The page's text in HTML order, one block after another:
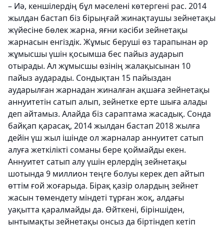
– Иә, кеншілердің бұл мәселені көтергені рас. 2014
жылдан бастап біз бірыңғай жинақтаушы зейнетақы
жүйесіне бөлек жарна, яғни кәсіби зейнетақы
жарнасын енгіздік. Жұмыс беруші өз тарапынан әр
жұмысшы үшін қосымша бес пайыз аударып
отырады. Ал жұмысшы өзінің жалақысынан 10
пайыз аударады. Сондықтан 15 пайыздан
аударылған жарнадан жиналған ақшаға зейнетақы
аннуитетін сатып алып, зейнетке ерте шыға алады
деп айтамыз. Алайда біз сараптама жасадық. Сонда
байқап қарасақ, 2014 жылдан бастап 2018 жылға
дейін үш жыл ішінде ол жарналар аннуитет сатып
алуға жеткілікті соманы бере қоймайды екен.
Аннуитет сатып алу үшін ерлердің зейнетақы
шотында 9 миллион теңге болуы керек деп айтып
өттім ғой жоғарыда. Бірақ қазір олардың зейнет
жасын төмендету міндеті тұрған жоқ, алдағы
уақытта қаралмайды да. Өйткені, біріншіден,
ынтымақты зейнетақы онсыз да біртіндеп кетіп